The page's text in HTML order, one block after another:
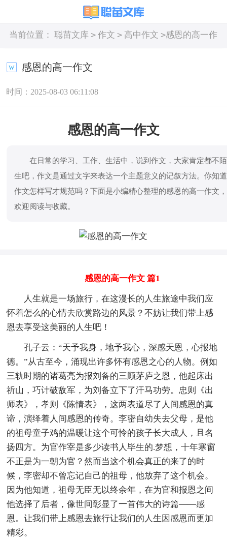
当前位置： 聪苗文库 > 作文 > 高中作文 >感恩的高一作
感恩的高一作文
时间：2025-08-03 06:11:08
感恩的高一作文
在日常的学习、工作、生活中，说到作文，大家肯定都不陌
生吧，作文是通过文字来表达一个主题意义的记叙方法。你知道
作文怎样写才规范吗？下面是小编精心整理的感恩的高一作文，
欢迎阅读与收藏。
感恩的高一作文 篇1
人生就是一场旅行，在这漫长的人生旅途中我们应
怀着怎么的心情去欣赏路边的风景？不妨让我们带上感
恩去享受这美丽的人生吧！
孔子云：“天予我身，地予我心，深感天恩，心报地
德。”从古至今，涌现出许多怀有感恩之心的人物。例如
三轨时期的诸葛亮为报刘备的三顾茅庐之恩，他起床出
祈山，巧计破敌军，为刘备立下了汗马功劳。忠则《出
师表》，孝则《陈情表》，这两表道尽了人间感恩的真
谛，演绎着人间感恩的传奇。李密自幼失去父母，是他
的祖母童子鸡的温暖让这个可怜的孩子长大成人，且名
扬四方。为官作宰是多少读书人毕生的.梦想，十年寒窗
不正是为一朝为官？然而当这个机会真正的来了的时
候，李密却不曾忘记自己的祖母，他放弃了这个机会。
因为他知道，祖母无臣无以终余年，在为官和报恩之间
他选择了后者，像世间彰显了一首伟大的诗篇——感
恩。让我们带上感恩去旅行让我们的人生因感恩而更加
精彩。